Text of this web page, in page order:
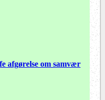
afgørelse om samvær